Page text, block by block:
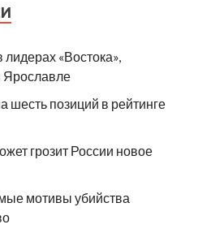
лидерах «Востока»,
Ярославле
шесть позиций в рейтинге
грозит России новое
мотивы убийства